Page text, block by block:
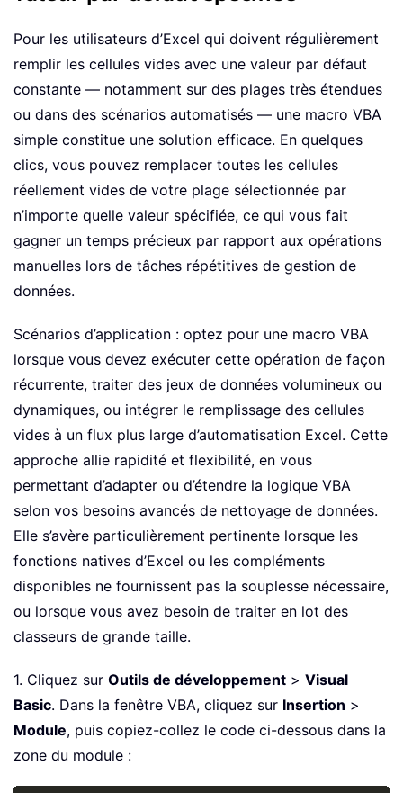
Pour les utilisateurs d’Excel qui doivent régulièrement
remplir les cellules vides avec une valeur par défaut
constante — notamment sur des plages très étendues
ou dans des scénarios automatisés — une macro VBA
simple constitue une solution efficace. En quelques
clics, vous pouvez remplacer toutes les cellules
réellement vides de votre plage sélectionnée par
n’importe quelle valeur spécifiée, ce qui vous fait
gagner un temps précieux par rapport aux opérations
manuelles lors de tâches répétitives de gestion de
données.
Scénarios d’application : optez pour une macro VBA
lorsque vous devez exécuter cette opération de façon
récurrente, traiter des jeux de données volumineux ou
dynamiques, ou intégrer le remplissage des cellules
vides à un flux plus large d’automatisation Excel. Cette
approche allie rapidité et flexibilité, en vous
permettant d’adapter ou d’étendre la logique VBA
selon vos besoins avancés de nettoyage de données.
Elle s’avère particulièrement pertinente lorsque les
fonctions natives d’Excel ou les compléments
disponibles ne fournissent pas la souplesse nécessaire,
ou lorsque vous avez besoin de traiter en lot des
classeurs de grande taille.
1. Cliquez sur Outils de développement > Visual
Basic. Dans la fenêtre VBA, cliquez sur Insertion >
Module, puis copiez-collez le code ci-dessous dans la
zone du module :